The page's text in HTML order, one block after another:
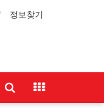
정보찾기